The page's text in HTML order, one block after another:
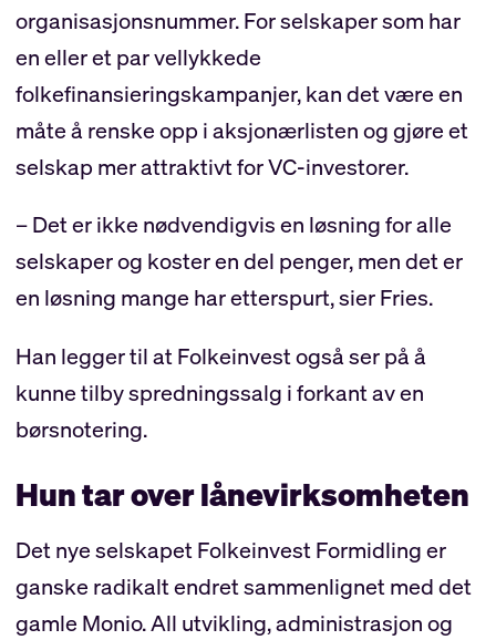
organisasjonsnummer. For selskaper som har
en eller et par vellykkede
folkefinansieringskampanjer, kan det være en
måte å renske opp i aksjonærlisten og gjøre et
selskap mer attraktivt for VC-investorer.
– Det er ikke nødvendigvis en løsning for alle
selskaper og koster en del penger, men det er
en løsning mange har etterspurt, sier Fries.
Han legger til at Folkeinvest også ser på å
kunne tilby spredningssalg i forkant av en
børsnotering.
Hun tar over lånevirksomheten
Det nye selskapet Folkeinvest Formidling er
ganske radikalt endret sammenlignet med det
gamle Monio. All utvikling, administrasjon og